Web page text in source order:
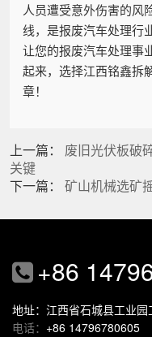
人员遭受意外伤害的风
线，是报废汽车处理行
让您的报废汽车处理事
起来，选择江西铭鑫拆
章！
上一篇： 废旧光伏板破
关键
下一篇： 矿山机械选矿
+86
地址：江西省石城县工业园
电话： +86 14796780605